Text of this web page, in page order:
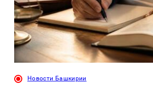
Новости Башкирии